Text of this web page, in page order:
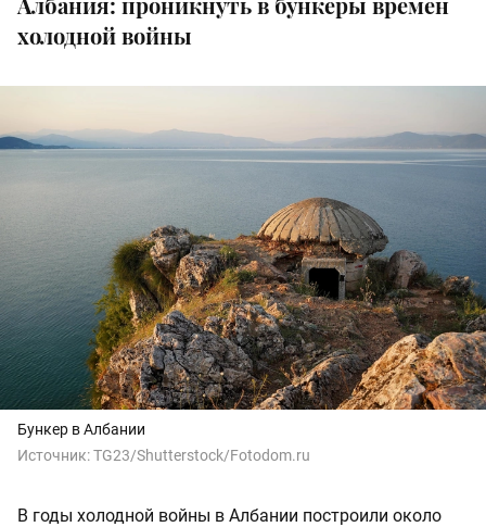
холодной войны
Бункер в Албании
Источник:TG23/Shutterstock/Fotodom.ru
В годы холодной войны в Албании построили около